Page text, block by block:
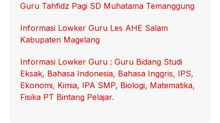
Guru Tahfidz Pagi SD Muhatama Temanggung
Informasi Lowker Guru Les AHE Salam
Kabupaten Magelang
Informasi Lowker Guru : Guru Bidang Studi
Eksak, Bahasa Indonesia, Bahasa Inggris, IPS,
Ekonomi, Kimia, IPA SMP, Biologi, Matematika,
Fisika PT Bintang Pelajar.